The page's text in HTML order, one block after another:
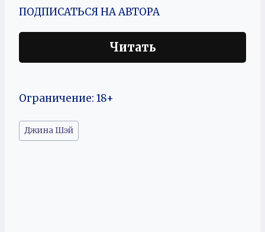
ПОДПИСАТЬСЯ НА АВТОРА
Читать
Ограничение: 18+
Метки
записи:
Джина Шэй